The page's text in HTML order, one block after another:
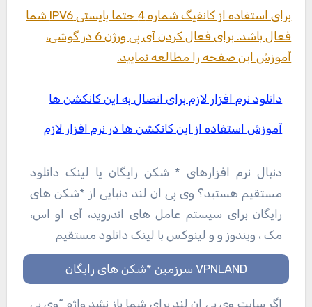
برای استفاده از کانفیگ شماره 4 حتما بایستی IPV6 شما
فعال باشد. برای فعال کردن آی پی ورژن 6 در گوشی،
آموزش این صفحه را مطالعه نمایید.
دانلود نرم افزار لازم برای اتصال به این کانکشن ها
آموزش استفاده از این کانکشن ها در نرم افزار لازم
دنبال نرم افزارهای * شکن رایگان یا لینک دانلود
مستقیم هستید؟ وی پی ان لند دنیایی از *شکن های
رایگان برای سیستم عامل های اندروید، آی او اس،
مک ، ویندوز و و لینوکس با لینک دانلود مستقیم
VPNLAND سرزمین *شکن های رایگان
اگر سایت وی پی ان لند برای شما باز نشد واژه “وی پی